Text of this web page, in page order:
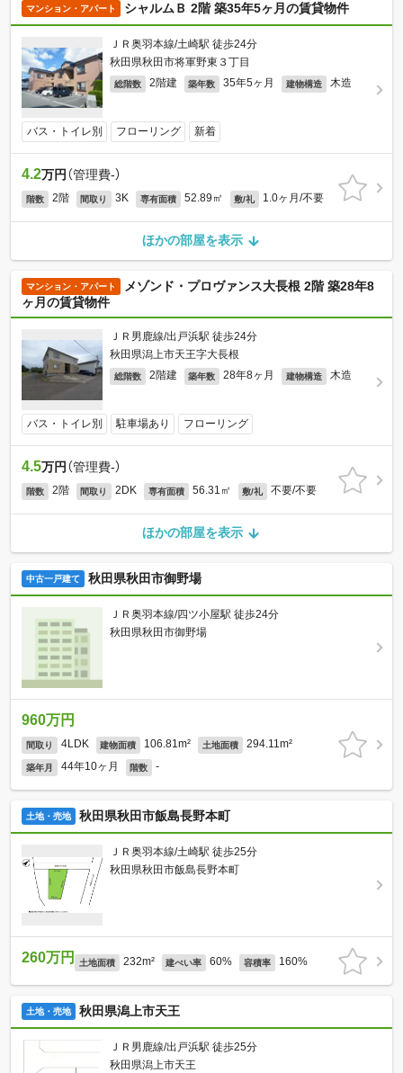
マンション・アパート シャルムＢ 2階 築35年5ヶ月の賃貸物件
ＪＲ奥羽本線/土崎駅 徒歩24分
秋田県秋田市将軍野東３丁目
総階数 2階建 築年数 35年5ヶ月 建物構造 木造
バス・トイレ別 フローリング 新着
4.2万円 （管理費-）
階数 2階 間取り 3K 専有面積 52.89㎡ 敷/礼 1.0ヶ月/不要
ほかの部屋を表示
マンション・アパート
メゾンド・プロヴァンス大長根 2階 築28年8
ヶ月の賃貸物件
ＪＲ男鹿線/出戸浜駅 徒歩24分
秋田県潟上市天王字大長根
総階数 2階建 築年数 28年8ヶ月 建物構造 木造
バス・トイレ別 駐車場あり フローリング
4.5万円 （管理費-）
階数 2階 間取り 2DK 専有面積 56.31㎡ 敷/礼 不要/不要
ほかの部屋を表示
中古一戸建て 秋田県秋田市御野場
ＪＲ奥羽本線/四ツ小屋駅 徒歩24分
秋田県秋田市御野場
960万円
間取り 4LDK 建物面積 106.81m² 土地面積 294.11m²
築年月 44年10ヶ月 階数 -
土地・売地 秋田県秋田市飯島長野本町
ＪＲ奥羽本線/土崎駅 徒歩25分
秋田県秋田市飯島長野本町
260万円 土地面積 232m² 建ぺい率 60% 容積率 160%
土地・売地 秋田県潟上市天王
ＪＲ男鹿線/出戸浜駅 徒歩25分
秋田県潟上市天王